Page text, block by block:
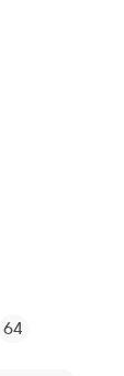
64